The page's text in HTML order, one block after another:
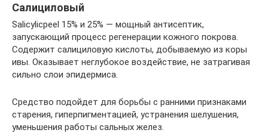
Салициловый
Salicylicpeel 15% и 25% — мощный антисептик,
запускающий процесс регенерации кожного покрова.
Содержит салициловую кислоты, добываемую из коры
ивы. Оказывает неглубокое воздействие, не затрагивая
сильно слои эпидермиса.
Средство подойдет для борьбы с ранними признаками
старения, гиперпигментацией, устранения шелушения,
уменьшения работы сальных желез.